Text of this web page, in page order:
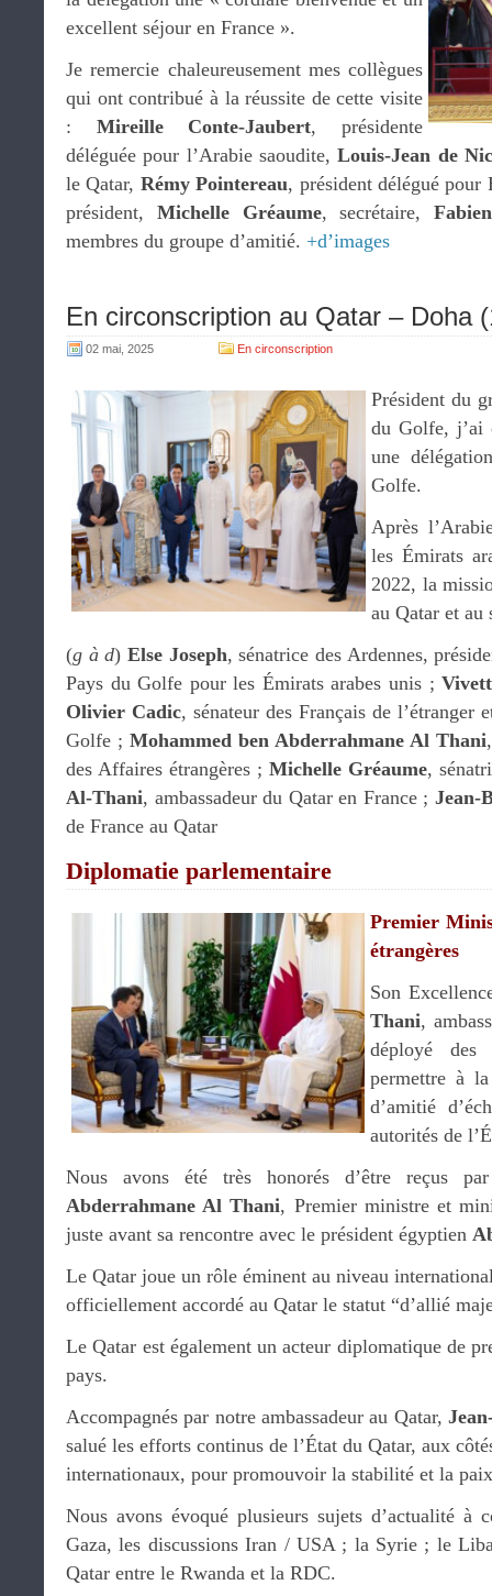
excellent séjour en France ».
Je remercie chaleureusement mes collègues
qui ont contribué à la réussite de cette visite
: Mireille Conte-Jaubert, présidente
déléguée pour l’Arabie saoudite,Louis-Jean de
le Qatar, Rémy Pointereau, président délégué
président, Michelle Gréaume, secrétaire,
membres du groupe d’amitié. +d’images
En circonscription au Qatar – Doha
02 mai, 2025 En circonscription
Président du
du Golfe, j’ai
une
Golfe.
Après
les Émirats
2022, la
au Qatar et au
(g à d)Else Joseph, sénatrice des Ardennes,
Pays du Golfe pour les Émirats arabes unis ;
Olivier Cadic, sénateur des Français de l’étranger
Golfe ; Mohammed ben Abderrahmane Al Thani
des Affaires étrangères ; Michelle Gréaume,
Al-Thani, ambassadeur du Qatar en France ; Jean-
de France au Qatar
Diplomatie parlementaire
Premier
étrangères
Son
Thani,
déployé des
permettre à
d’amitié
autorités de
Nous avons été très honorés d’être reçus
Abderrahmane Al Thani, Premier ministre et
juste avant sa rencontre avec le président égyptien
Le Qatar joue un rôle éminent au niveau
officiellement accordé au Qatar le statut “d’allié
Le Qatar est également un acteur diplomatique de
pays.
Accompagnés par notre ambassadeur au Qatar,
salué les efforts continus de l’État du Qatar, aux
internationaux, pour promouvoir la stabilité et la
Nous avons évoqué plusieurs sujets d’actualité à
Gaza, les discussions Iran / USA ; la Syrie ; le
Qatar entre le Rwanda et la RDC.